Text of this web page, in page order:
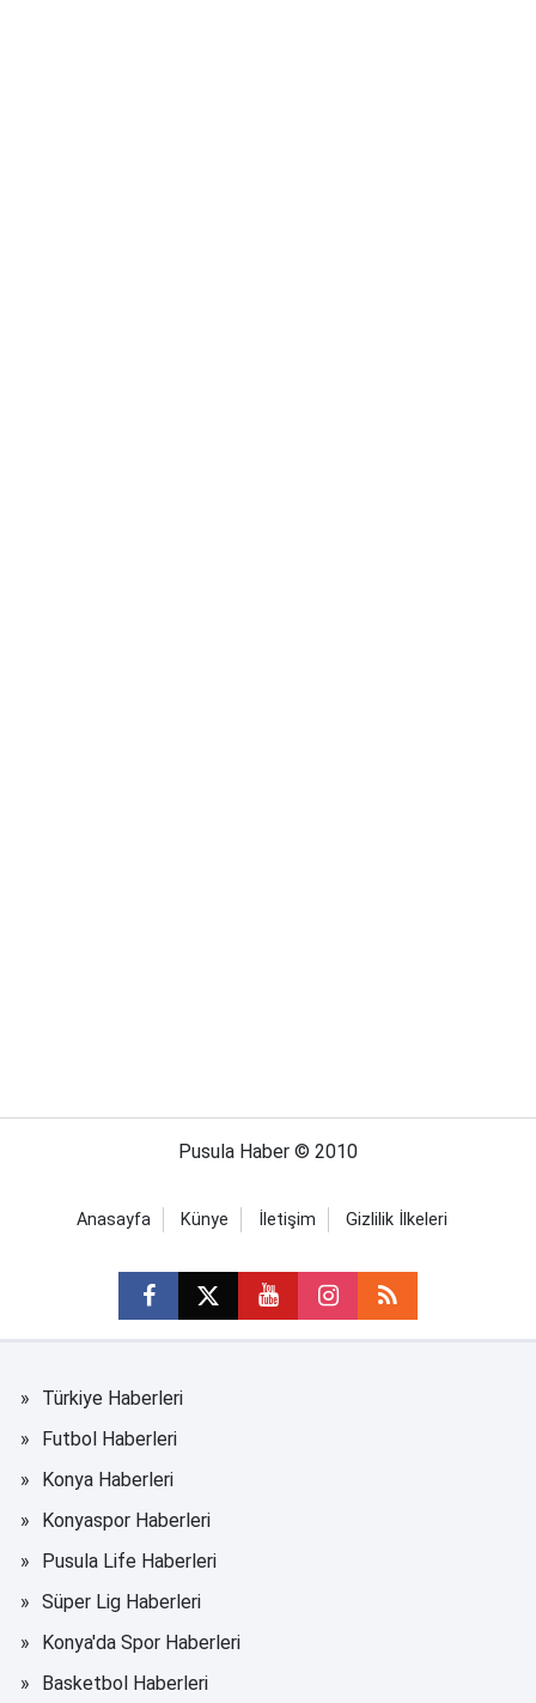
Pusula Haber © 2010
Anasayfa Künye İletişim Gizlilik İlkeleri
Türkiye Haberleri
Futbol Haberleri
Konya Haberleri
Konyaspor Haberleri
Pusula Life Haberleri
Süper Lig Haberleri
Konya'da Spor Haberleri
Basketbol Haberleri